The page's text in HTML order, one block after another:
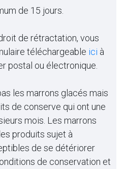
de 15 jours.
de rétractation, vous
téléchargeable ici à
postal ou électronique.
les marrons glacés mais
de conserve qui ont une
mois. Les marrons
produits sujet à
de se détériorer
de conservation et